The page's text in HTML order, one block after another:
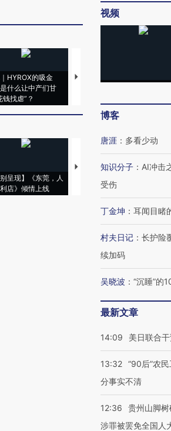
HYROX的吸金
什么让中产们甘
钱找虐”？
马航飞行员跨国走私7万
别呈现】《东莞，人
店》倾情上线
【推广】走进第四届链博
视频
博客
唐涯 ： 多看少动
知识分子 ： AI冲击
受伤
丁金坤 ： 耳闻目睹
村夫日记 ： 长护险
续加码
吴晓波 ： “沉睡”的
最新文章
14:09 美日联合
13:32 “90后”农
分事实不清
12:36
贵州山脚
涉罪被罢免全国人